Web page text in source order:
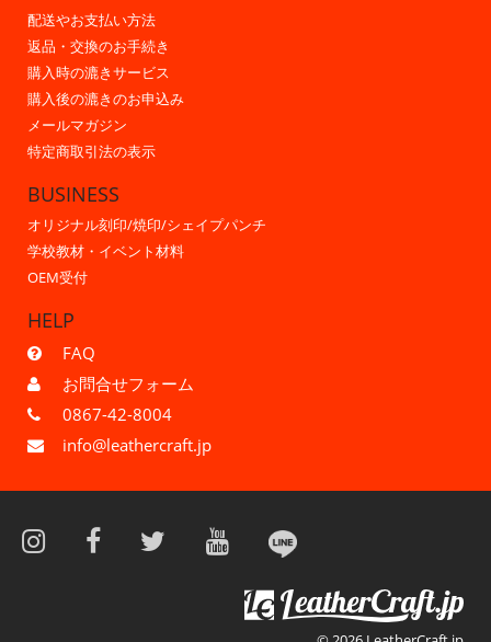
配送やお支払い方法
返品・交換のお手続き
購入時の漉きサービス
購入後の漉きのお申込み
メールマガジン
特定商取引法の表示
BUSINESS
オリジナル刻印/焼印/シェイプパンチ
学校教材・イベント材料
OEM受付
HELP
FAQ
お問合せフォーム
0867-42-8004
info@leathercraft.jp